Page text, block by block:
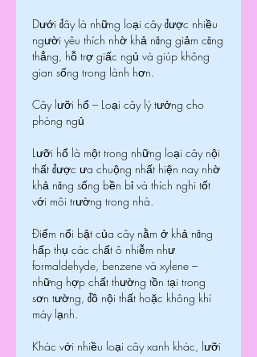
Dưới đây là những loại cây được nhiều
người yêu thích nhờ khả năng giảm căng
thẳng, hỗ trợ giấc ngủ và giúp không
gian sống trong lành hơn.
Cây lưỡi hổ – Loại cây lý tưởng cho
phòng ngủ
Lưỡi hổ là một trong những loại cây nội
thất được ưa chuộng nhất hiện nay nhờ
khả năng sống bền bỉ và thích nghi tốt
với môi trường trong nhà.
Điểm nổi bật của cây nằm ở khả năng
hấp thụ các chất ô nhiễm như
formaldehyde, benzene và xylene –
những hợp chất thường tồn tại trong
sơn tường, đồ nội thất hoặc không khí
máy lạnh.
Khác với nhiều loại cây xanh khác, lưỡi